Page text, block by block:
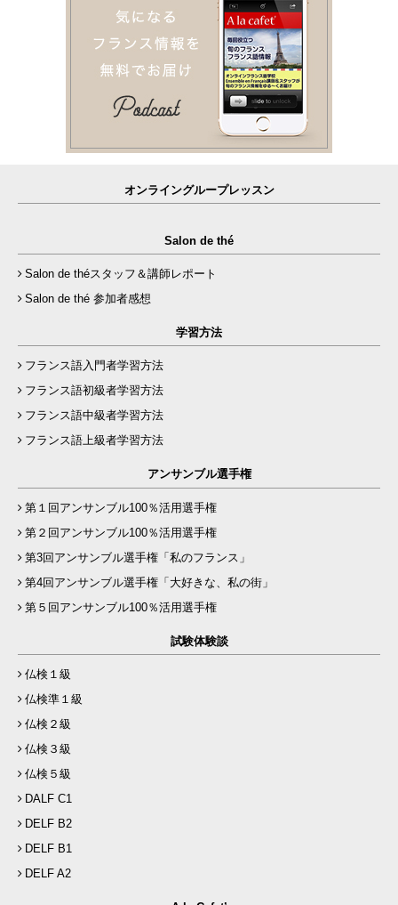
オンライングループレッスン
Salon de thé
Salon de théスタッフ＆講師レポート
Salon de thé 参加者感想
学習方法
フランス語入門者学習方法
フランス語初級者学習方法
フランス語中級者学習方法
フランス語上級者学習方法
アンサンブル選手権
第１回アンサンブル100％活用選手権
第２回アンサンブル100％活用選手権
第3回アンサンブル選手権「私のフランス」
第4回アンサンブル選手権「大好きな、私の街」
第５回アンサンブル100％活用選手権
試験体験談
仏検１級
仏検準１級
仏検２級
仏検３級
仏検５級
DALF C1
DELF B2
DELF B1
DELF A2